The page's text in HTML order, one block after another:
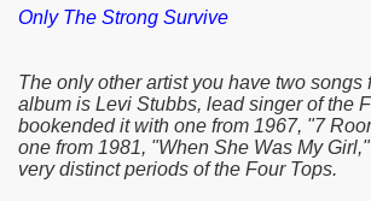
Only The Strong Survive
The only other artist you have two songs
album is Levi Stubbs, lead singer of the
bookended it with one from 1967, "7
one from 1981, "When She Was My
very distinct periods of the Four Tops.